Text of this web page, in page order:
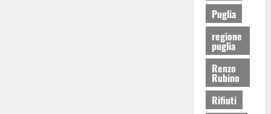
Puglia
regione
puglia
Renzo
Rubino
Rifiuti